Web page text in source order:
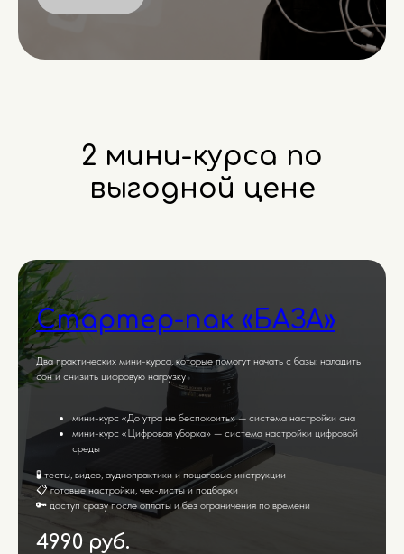
2 мини-курса по
выгодной цене
Стартер-пак «БАЗА»
Два практических мини-курса, которые помогут начать с базы: наладить
сон и снизить цифровую нагрузку
мини-курс «До утра не беспокоить» — система настройки сна
мини-курс «Цифровая уборка» — система настройки цифровой
среды
🧪 тесты, видео, аудиопрактики и пошаговые инструкции
📋 готовые настройки, чек-листы и подборки
🔑 доступ сразу после оплаты и без ограничения по времени
4990 руб.